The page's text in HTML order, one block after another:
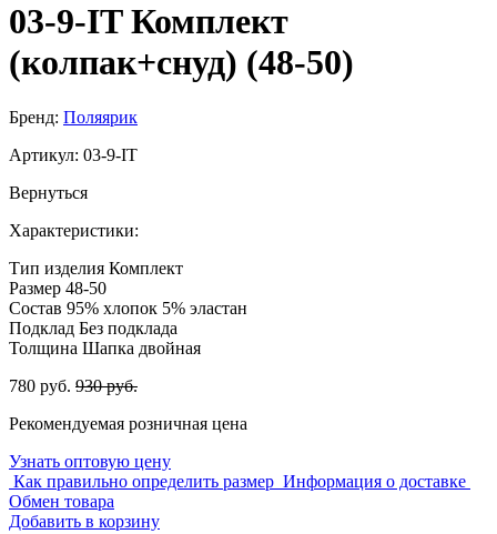
03-9-IT Комплект
(колпак+снуд) (48-50)
Бренд: Поляярик
Артикул: 03-9-IT
Вернуться
Характеристики:
Тип изделия Комплект
Размер 48-50
Состав 95% хлопок 5% эластан
Подклад Без подклада
Толщина Шапка двойная
780 руб. 930 руб.
Рекомендуемая розничная цена
Узнать оптовую цену
Как правильно определить размер Информация о доставке
Обмен товара
Добавить в корзину